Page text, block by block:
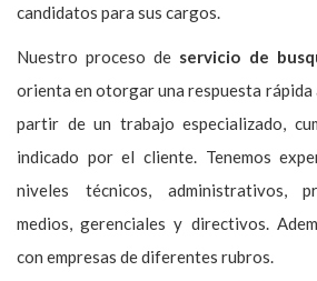
candidatos para sus cargos.
Nuestro proceso de servicio de
orienta en otorgar una respuesta rápida
partir de un trabajo especializado,
indicado por el cliente. Tenemos
niveles técnicos, administrativos,
medios, gerenciales y directivos.
con empresas de diferentes rubros.